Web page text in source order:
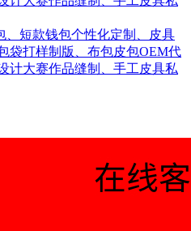
、短款钱包个性化定制、皮具
袋打样制版、布包皮包OEM代
计大赛作品缝制、手工皮具私